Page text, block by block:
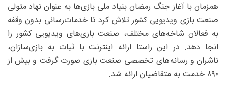
همزمان با آغاز جنگ رمضان بنیاد ملی بازی‌ها به عنوان نهاد متولی
صنعت بازی ویدیویی کشور تلاش کرد تا خدمات‌رسانی بدون وقفه
به فعالان شاخه‌های مختلف، صنعت بازی‌های ویدیویی کشور را
انجا دهد. در این راستا ارائه اینترنت با ثبات به بازی‌سازان،
ناشران و رسانه‌های تخصصی صنعت بازی صورت گرفت و بیش از
۸۹۰ خدمت به متقاضیان ارائه شد.